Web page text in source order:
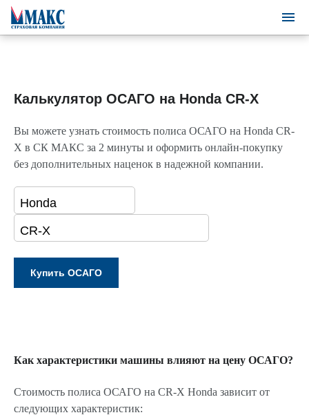
Калькулятор ОСАГО на Honda CR-X
Вы можете узнать стоимость полиса ОСАГО на Honda CR-
X в СК МАКС за 2 минуты и оформить онлайн-покупку
без дополнительных наценок в надежной компании.
Как характеристики машины влияют на цену ОСАГО?
Стоимость полиса ОСАГО на CR-X Honda зависит от
следующих характеристик: